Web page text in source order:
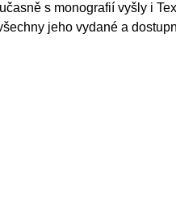
s monografií vyšly i
jeho vydané a